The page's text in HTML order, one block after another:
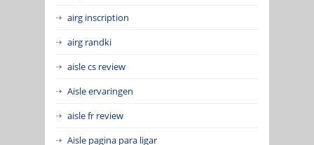
airg inscription
airg randki
aisle cs review
Aisle ervaringen
aisle fr review
Aisle pagina para ligar